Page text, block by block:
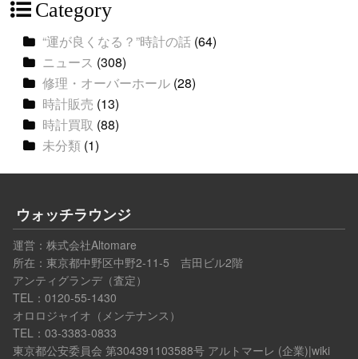
Category
“運が良くなる？”時計の話 (64)
ニュース (308)
修理・オーバーホール (28)
時計販売 (13)
時計買取 (88)
未分類 (1)
ウォッチラウンジ
運営： 株式会社Altomare
所在：東京都中野区中野2-11-5 吉田ビル2階
アンティグランデ（査定）
TEL：0120-55-1430
オロロジャイオ（メンテナンス）
TEL：03-3383-0833
東京都公安委員会 第304391103588号 アルトマーレ (企業)|wiki